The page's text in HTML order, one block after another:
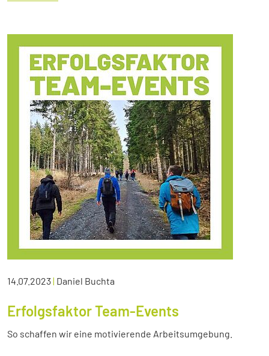
14.07.2023| Daniel Buchta
Erfolgsfaktor Team-Events
So schaffen wir eine motivierende Arbeitsumgebung.